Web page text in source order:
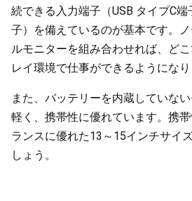
続できる入力端子（USB タイプC
子）を備えているのが基本です。
ルモニターを組み合わせれば、ど
レイ環境で仕事ができるようになり
また、バッテリーを内蔵していな
軽く、携帯性に優れています。携
ランスに優れた13～15インチサイ
しょう。